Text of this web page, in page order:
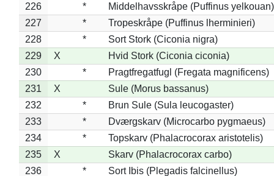
226
*
Middelhavsskråpe (Puffinus yelkouan)
227
*
Tropeskråpe (Puffinus lherminieri)
228
*
Sort Stork (Ciconia nigra)
229
X
Hvid Stork (Ciconia ciconia)
230
*
Pragtfregatfugl (Fregata magnificens)
231
X
Sule (Morus bassanus)
232
*
Brun Sule (Sula leucogaster)
233
*
Dværgskarv (Microcarbo pygmaeus)
234
*
Topskarv (Phalacrocorax aristotelis)
235
X
Skarv (Phalacrocorax carbo)
236
* Sort Ibis (Plegadis falcinellus)